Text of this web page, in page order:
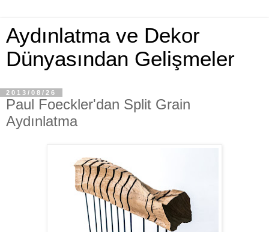
Aydınlatma ve Dekor
Dünyasından Gelişmeler
2013/08/26
Paul Foeckler'dan Split Grain
Aydınlatma